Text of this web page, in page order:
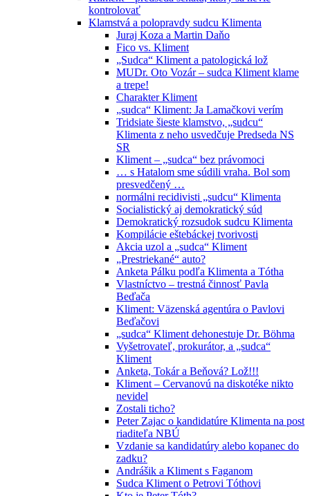
kontrolovať
Klamstvá a polopravdy sudcu Klimenta
Juraj Koza a Martin Daňo
Fico vs. Kliment
„Sudca“ Kliment a patologická lož
MUDr. Oto Vozár – sudca Kliment klame
a trepe!
Charakter Kliment
„sudca“ Kliment: Ja Lamačkovi verím
Tridsiate šieste klamstvo, „sudcu“
Klimenta z neho usvedčuje Predseda NS
SR
Kliment – „sudca“ bez právomoci
… s Hatalom sme súdili vraha. Bol som
presvedčený …
normálni recidivisti „sudcu“ Klimenta
Socialistický aj demokratický súd
Demokratický rozsudok sudcu Klimenta
Kompilácie eštebáckej tvorivosti
Akcia uzol a „sudca“ Kliment
„Prestriekané“ auto?
Anketa Pálku podľa Klimenta a Tótha
Vlastníctvo – trestná činnosť Pavla
Beďača
Kliment: Väzenská agentúra o Pavlovi
Beďačovi
„sudca“ Kliment dehonestuje Dr. Böhma
Vyšetrovateľ, prokurátor, a „sudca“
Kliment
Anketa, Tokár a Beňová? Lož!!!
Kliment – Cervanovú na diskotéke nikto
nevidel
Zostali ticho?
Peter Zajac o kandidatúre Klimenta na post
riaditeľa NBÚ
Vzdanie sa kandidatúry alebo kopanec do
zadku?
Andrášik a Kliment s Faganom
Sudca Kliment o Petrovi Tóthovi